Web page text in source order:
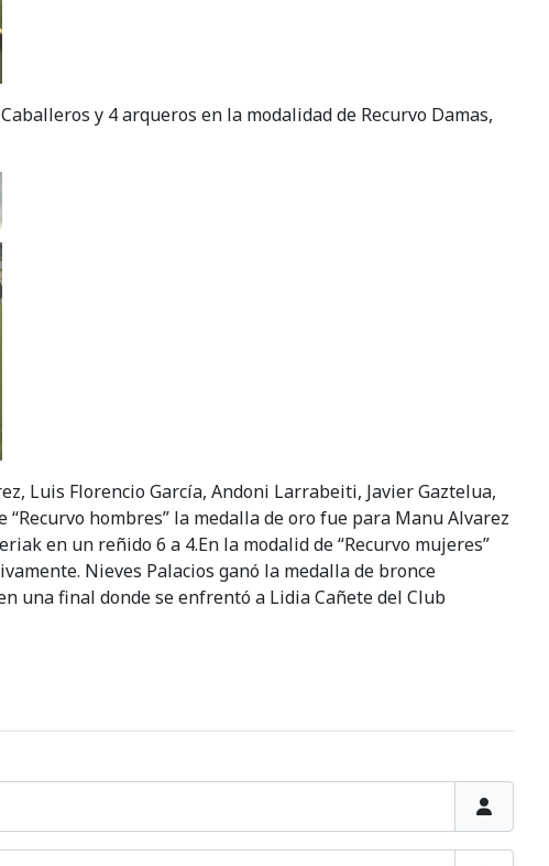
y 4 arqueros en la modalidad de Recurvo Damas,
Luis Florencio García, Andoni Larrabeiti, Javier Gaztelua,
“Recurvo hombres” la medalla de oro fue para Manu Alvarez
en un reñido 6 a 4.En la modalid de “Recurvo mujeres”
Nieves Palacios ganó la medalla de bronce
una final donde se enfrentó a Lidia Cañete del Club